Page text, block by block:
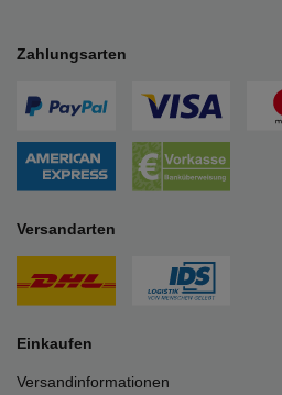
Zahlungsarten
Versandarten
Einkaufen
Versandinformationen